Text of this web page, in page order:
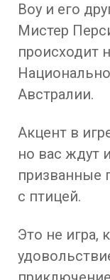
Boy и его
Мистер
происходит
Австралии.
Акцент в
но вас ждут
призванные
с птицей.
Это не игра,